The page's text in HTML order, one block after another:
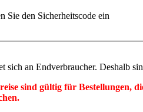
Sie den Sicherheitscode ein
sich an Endverbraucher. Deshalb
sind gültig für Bestellungen,